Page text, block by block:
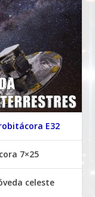
E32
7×25
celeste